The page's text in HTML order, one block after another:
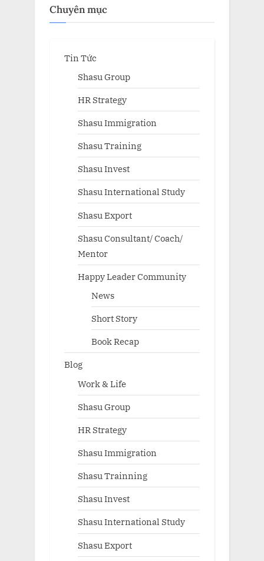
Chuyên mục
Tin Tức
Shasu Group
HR Strategy
Shasu Immigration
Shasu Training
Shasu Invest
Shasu International Study
Shasu Export
Shasu Consultant/ Coach/
Mentor
Happy Leader Community
News
Short Story
Book Recap
Blog
Work & Life
Shasu Group
HR Strategy
Shasu Immigration
Shasu Trainning
Shasu Invest
Shasu International Study
Shasu Export